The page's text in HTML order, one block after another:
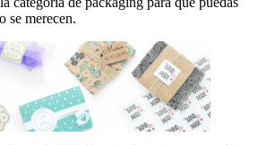
se merecen.